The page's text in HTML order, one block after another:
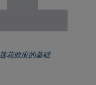
花效应的基础